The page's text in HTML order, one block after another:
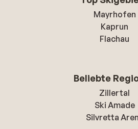
Mayrhofen
Kaprun
Flachau
Beliebte
Zillertal
Ski Amade
Silvretta